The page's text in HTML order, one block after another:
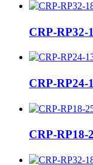
CRP-RP32-
CRP-RP24-
CRP-RP18-